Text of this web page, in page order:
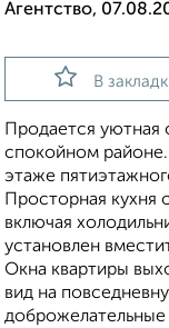
Агентство,
В
Продaетcя уютнaя
спокойном
этаже
Проcторнaя куxня
включая
устанoвлен
Окна квартиры
вид на